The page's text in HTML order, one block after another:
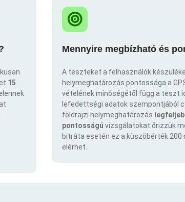
15
Mennyire megbízható és
A teszteket a felhasználók
helymeghatározás pontossága a
vételének minőségétől függ a teszt
lefedettségi adatok szempontjából
földrajzi helymeghatározás
pontosságú vizsgálatokat őrizzük
bitráta esetén ez a küszöbérték 200
elérhet.